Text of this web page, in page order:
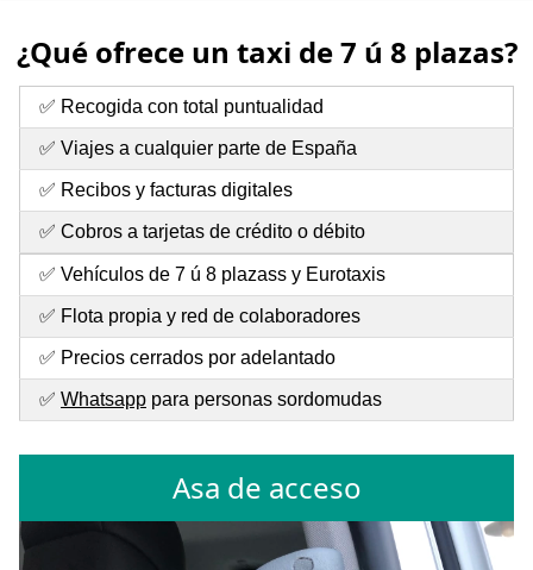
¿Qué ofrece un taxi de 7 ú 8 plazas?
✅ Recogida con total puntualidad
✅ Viajes a cualquier parte de España
✅ Recibos y facturas digitales
✅ Cobros a tarjetas de crédito o débito
✅ Vehículos de 7 ú 8 plazass y Eurotaxis
✅ Flota propia y red de colaboradores
✅ Precios cerrados por adelantado
✅ Whatsapp para personas sordomudas
Asa de acceso